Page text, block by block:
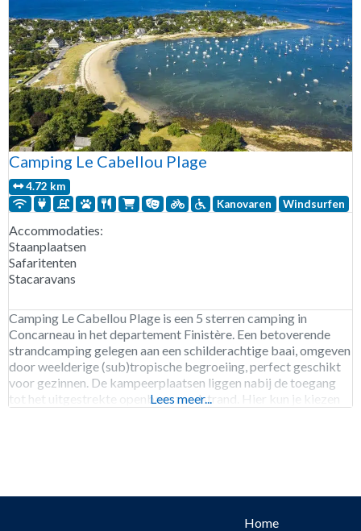
Camping Le Cabellou Plage
4.72 km
Kanovaren
Windsurfen
Accommodaties:
Staanplaatsen
Safaritenten
Stacaravans
Camping Le Cabellou Plage is een 5 sterren camping in
Concarneau in het departement Finistère. Een betoverende
strandcamping gelegen aan een schilderachtige baai, omgeven
door weelderige (sub)tropische begroeiing, perfect geschikt
voor gezinnen. De kampeerplaatsen liggen nabij de toegang
tot het uitgestrekte openbare zandstrand. Hier kun je kiezen
Lees meer...
Home